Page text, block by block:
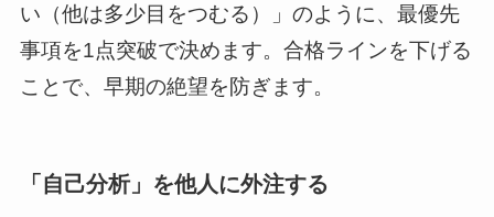
い（他は多少目をつむる）」のように、最優先
事項を1点突破で決めます。合格ラインを下げる
ことで、早期の絶望を防ぎます。
「自己分析」を他人に外注する